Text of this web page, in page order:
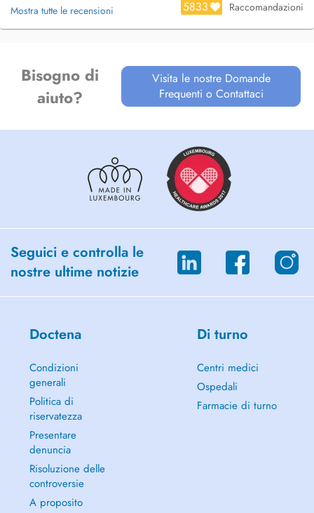
Mostra tutte le recensioni 5833 Raccomandazioni
Bisogno di
aiuto?
Visita le nostre Domande
Frequenti o Contattaci
Seguici e controlla le
nostre ultime notizie
Doctena
Condizioni
generali
Politica di
riservatezza
Presentare
denuncia
Risoluzione delle
controversie
A proposito
Di turno
Centri medici
Ospedali
Farmacie di turno